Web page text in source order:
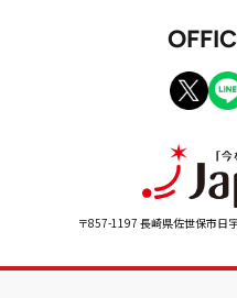
〒857-1197 長崎県佐世保市日